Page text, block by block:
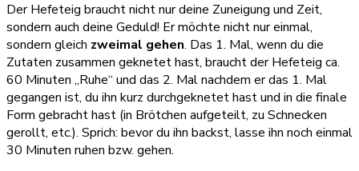
Der Hefeteig braucht nicht nur deine Zuneigung und Zeit,
sondern auch deine Geduld! Er möchte nicht nur einmal,
sondern gleich zweimal gehen. Das 1. Mal, wenn du die
Zutaten zusammen geknetet hast, braucht der Hefeteig ca.
60 Minuten „Ruhe“ und das 2. Mal nachdem er das 1. Mal
gegangen ist, du ihn kurz durchgeknetet hast und in die finale
Form gebracht hast (in Brötchen aufgeteilt, zu Schnecken
gerollt, etc.). Sprich: bevor du ihn backst, lasse ihn noch einmal
30 Minuten ruhen bzw. gehen.